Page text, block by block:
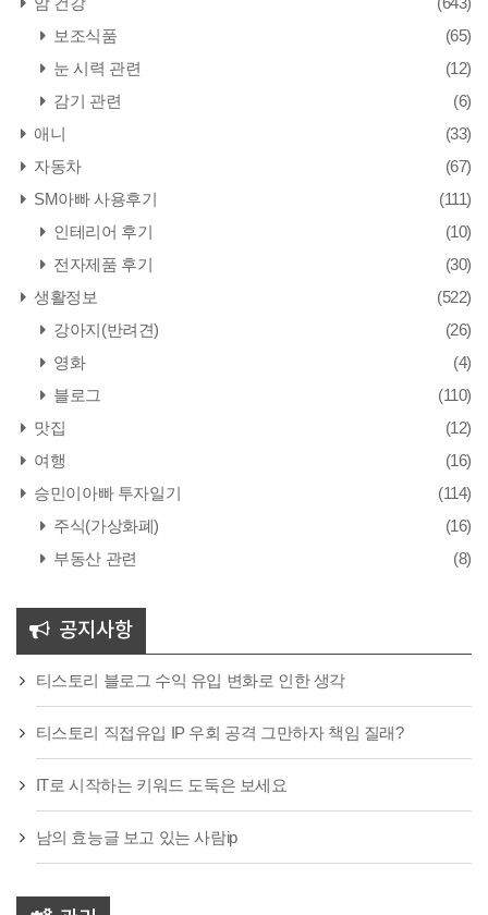
보조식품
(65)
눈 시력 관련
(12)
감기 관련
(6)
애니
(33)
자동차
(67)
SM아빠 사용후기
(111)
인테리어 후기
(10)
전자제품 후기
(30)
생활정보
(522)
강아지(반려견)
(26)
영화
(4)
블로그
(110)
맛집
(12)
여행
(16)
승민이아빠 투자일기
(114)
주식(가상화폐)
(16)
부동산 관련
(8)
공지사항
티스토리 블로그 수익 유입 변화로 인한 생각
티스토리 직접유입 IP 우회 공격 그만하자 책임 질래?
IT로 시작하는 키워드 도둑은 보세요
남의 효능글 보고 있는 사람ip